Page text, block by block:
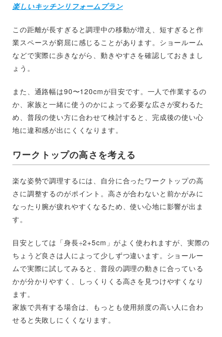
楽しいキッチンリフォームプラン
この距離が長すぎると調理中の移動が増え、短すぎると作
業スペースが窮屈に感じることがあります。ショールーム
などで実際に歩きながら、動きやすさを確認しておきまし
ょう。
また、通路幅は90〜120cmが目安です。一人で作業するの
か、家族と一緒に使うのかによって必要な広さが変わるた
め、普段の使い方に合わせて検討すると、完成後の使い心
地に違和感が出にくくなります。
ワークトップの高さを考える
楽な姿勢で調理するには、自分に合ったワークトップの高
さに調整するのがポイント。高さが合わないと前かがみに
なったり腕が疲れやすくなるため、使い心地に影響が出ま
す。
目安としては「身長÷2+5cm」がよく使われますが、実際の
ちょうど良さは人によって少しずつ違います。ショールー
ムで実際に試してみると、普段の調理の動きに合っている
かが分かりやすく、しっくりくる高さを見つけやすくなり
ます。
家族で共有する場合は、もっとも使用頻度の高い人に合わ
せると失敗しにくくなります。